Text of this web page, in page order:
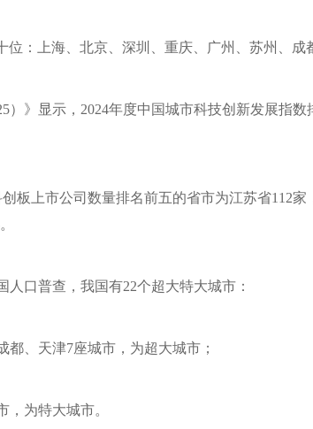
位：上海、北京、深圳、重庆、广州、苏州、成
）》显示，2024年度中国城市科技创新发展指
板上市公司数量排名前五的省市为江苏省112家
口普查，我国有22个超大特大城市：
都、天津7座城市，为超大城市；
，为特大城市。